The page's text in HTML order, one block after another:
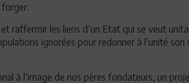
raffermir les liens d’un Etat qui se veut
ignorées pour redonner à l’unité son
à l’image de nos pères fondateurs, un